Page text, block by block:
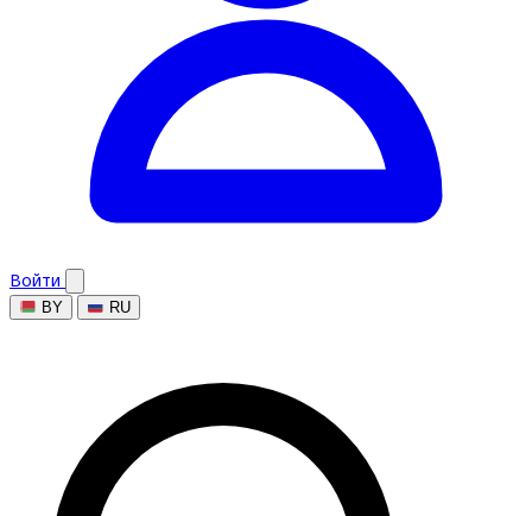
Войти
BY RU